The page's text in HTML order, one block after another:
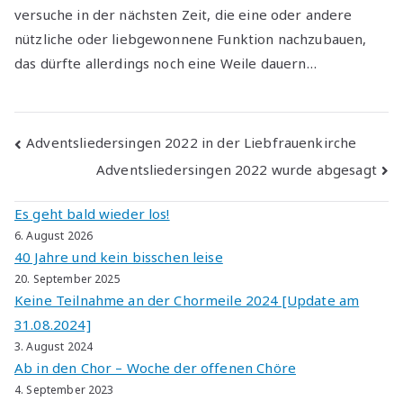
versuche in der nächsten Zeit, die eine oder andere
nützliche oder liebgewonnene Funktion nachzubauen,
das dürfte allerdings noch eine Weile dauern…
Beitragsnavigation
Adventsliedersingen 2022 in der Liebfrauenkirche
Adventsliedersingen 2022 wurde abgesagt
Es geht bald wieder los!
6. August 2026
40 Jahre und kein bisschen leise
20. September 2025
Keine Teilnahme an der Chormeile 2024 [Update am
31.08.2024]
3. August 2024
Ab in den Chor – Woche der offenen Chöre
4. September 2023